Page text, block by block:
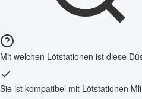
Mit welchen Lötstationen ist diese
Sie ist kompatibel mit Lötstationen